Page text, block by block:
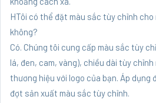
HTôi có thể đặt màu sắc tùy chỉnh cho
không?
Có. Chúng tôi cung cấp màu sắc tùy
lá, đen, cam, vàng), chiều dài tùy
thương hiệu với logo của bạn. Áp dụng
đợt sản xuất màu sắc tùy chỉnh.